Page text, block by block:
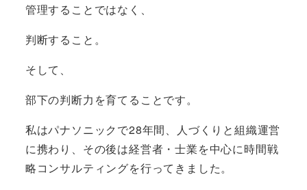
管理することではなく、
判断すること。
そして、
部下の判断力を育てることです。
私はパナソニックで28年間、人づくりと組織運営
に携わり、その後は経営者・士業を中心に時間戦
略コンサルティングを行ってきました。